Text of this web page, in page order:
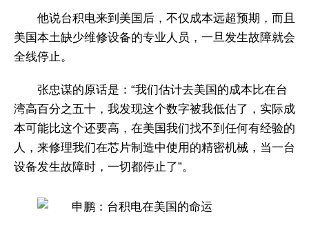
他说台积电来到美国后，不仅成本远超预期，而且
美国本土缺少维修设备的专业人员，一旦发生故障就会
全线停止。
张忠谋的原话是：“我们估计去美国的成本比在台
湾高百分之五十，我发现这个数字被我低估了，实际成
本可能比这个还要高，在美国我们找不到任何有经验的
人，来修理我们在芯片制造中使用的精密机械，当一台
设备发生故障时，一切都停止了”。